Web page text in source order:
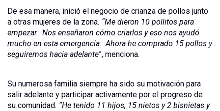
De esa manera, inició el negocio de crianza de pollos junto
a otras mujeres de la zona. “Me dieron 10 pollitos para
empezar. Nos enseñaron cómo criarlos y eso nos ayudó
mucho en esta emergencia. Ahora he comprado 15 pollos y
seguiremos hacia adelante”, menciona.
Su numerosa familia siempre ha sido su motivación para
salir adelante y participar activamente por el progreso de
su comunidad. “He tenido 11 hijos, 15 nietos y 2 bisnietas y